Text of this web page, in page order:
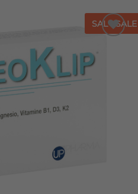
SALE SALE
alla lista
desideri